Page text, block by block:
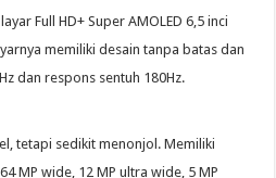
Full HD+ Super AMOLED 6,5 inci
memiliki desain tanpa batas dan
dan respons sentuh 180Hz.
tetapi sedikit menonjol. Memiliki
MP wide, 12 MP ultra wide, 5 MP